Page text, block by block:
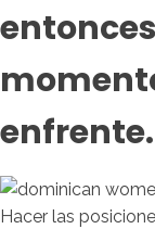
enfrente.
Hacer las